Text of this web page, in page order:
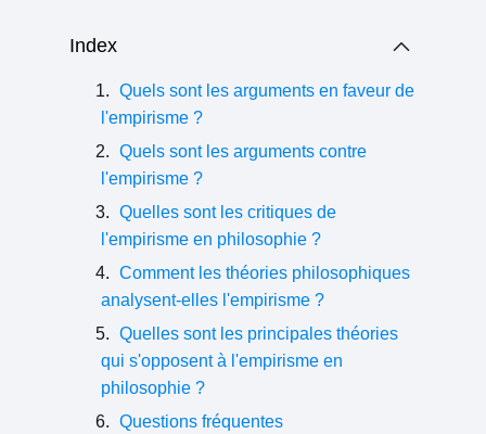
Index
Quels sont les arguments en faveur de
l'empirisme ?
Quels sont les arguments contre
l'empirisme ?
Quelles sont les critiques de
l'empirisme en philosophie ?
Comment les théories philosophiques
analysent-elles l'empirisme ?
Quelles sont les principales théories
qui s'opposent à l'empirisme en
philosophie ?
Questions fréquentes